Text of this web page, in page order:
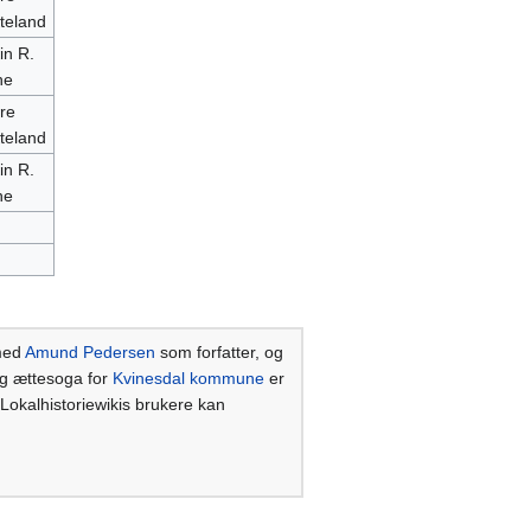
R.
R.
Amund Pedersen som forfatter, og
ættesoga for Kvinesdal kommuneer
brukere kan